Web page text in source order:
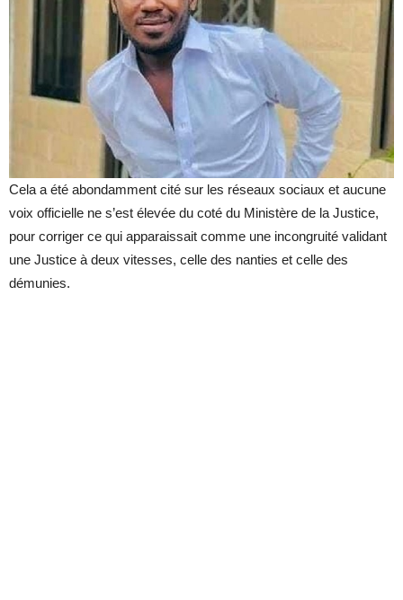
Cela a été abondamment cité sur les réseaux sociaux et aucune
voix officielle ne s’est élevée du coté du Ministère de la Justice,
pour corriger ce qui apparaissait comme une incongruité validant
une Justice à deux vitesses, celle des nanties et celle des
démunies.